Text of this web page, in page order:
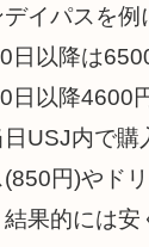
イパスを例
日以降は
日以降4600
USJ内で
(850円)やド
果的には安